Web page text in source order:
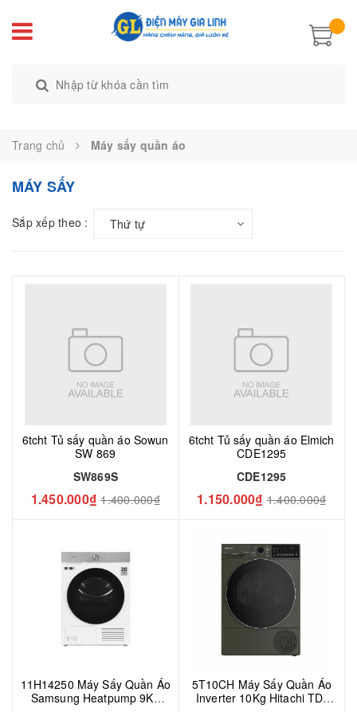
Trang chủ Máy sấy quần áo
MÁY SẤY
Sắp xếp theo : Thứ tự
6tcht Tủ sấy quần áo Sowun
SW 869
SW869S
1.450.000₫ 1.400.000₫
6tcht Tủ sấy quần áo Elmich
CDE1295
CDE1295
1.150.000₫ 1.400.000₫
11H14250 Máy Sấy Quần Áo
Samsung Heatpump 9Kg
5T10CH Máy Sấy Quần Áo
Inverter 10Kg Hitachi TD-